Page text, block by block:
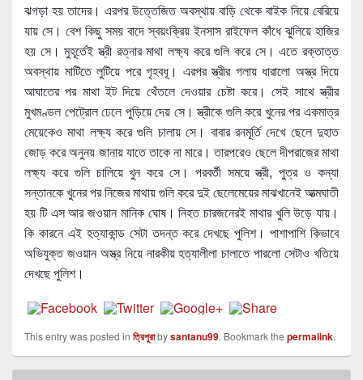
ঝগড়া হয় তাদের। এরপর উত্তেজিত অবস্থায় বাড়ি থেকে বাইক নিয়ে বেরিয়ে
যায় সে। বেশ কিছু সময় বাদে স্বয়ংক্রিয় ইনসাস রাইফেল কাঁধে ঝুলিয়ে হাজির
হয় সে। মুহূর্তেই স্ত্রী রত্নার মাথা লক্ষ্য করে গুলি করে সে। এতে রক্তাত্ত
অবস্থায় মাটিতে লুটিয়ে পরে গৃহবধূ। এরপর স্ত্রীর গলায় ধারালো অস্ত্র দিয়ে
আঘাতের পর মাথা ইট দিয়ে থেঁতলে দেওয়ার চেষ্টা করে। সেই সাথে স্ত্রীর
মুখমণ্ডল পেট্রোল ঢেলে পুড়িয়ে দেয় সে। স্ত্রীকে গুলি করে খুনের পর একমাত্র
মেয়েকেও মাথা লক্ষ্য করে গুলি চালায় সে। বাবার রনমূর্তি দেখে ছেলে দুহাত
জোড় করে অনুনয় জানায় যাতে তাকে না মারে। তারপরেও ছেলে দীপরাজের মাথা
লক্ষ্য করে গুলি চালিয়ে খুন করে সে। পরবর্তী সময়ে স্ত্রী, পুত্র ও কন্যা
সন্তানকে খুনের পর নিজের মাথায় গুলি করে দুই ছেলেমেয়ের মাঝখানেই আত্মঘাতী
হয় টি এস আর জওয়ান মানিক ঘোষ। নিহত চারজনেরই মাথার খুলি উড়ে যায়।
কি কারনে এই হত্যাকান্ড সেটা তদন্ত করে দেখছে পুলিশ। পাশাপাশি কিভাবে
অভিযুক্ত জওয়ান অস্ত্র নিয়ে নারকীয় হত্যালীলা চালাতে পারলো সেটাও খতিয়ে
দেখছে পুলিশ।
This entry was posted in ত্রিপুরাbysantanu99. Bookmark the permalink.